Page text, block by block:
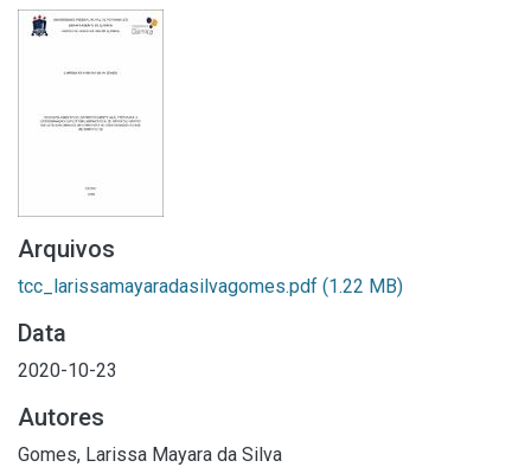
Arquivos
tcc_larissamayaradasilvagomes.pdf (1.22 MB)
Data
2020-10-23
Autores
Gomes, Larissa Mayara da Silva